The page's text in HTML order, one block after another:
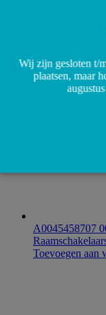
Toevoegen
A0045458707
Toevoegen aan
Wij zijn gesloten t/
plaatsen, maar